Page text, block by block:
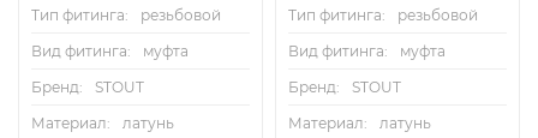
Тип фитинга:
резьбовой
Вид фитинга:
муфта
Бренд:
STOUT
Материал:
латунь
Тип фитинга:
резьбовой
Вид фитинга:
муфта
Бренд:
STOUT
Материал:
латунь